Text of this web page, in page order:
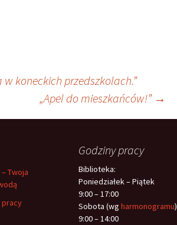
koneckich przedszkolach.”
„Apel do mieszkańców!” →
Twoja
pracy
Godziny pracy
Biblioteka:
Poniedziałek – Piątek
9:00 – 17:00
Sobota (wg harmonogramu)
9:00 – 14:00